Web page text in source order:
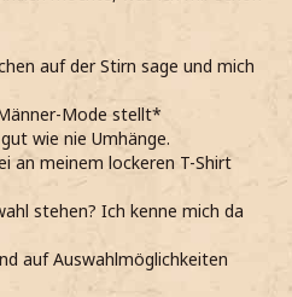
auf der Stirn sage und mich
Mode stellt*
wie nie Umhänge.
an meinem lockeren T-Shirt
stehen? Ich kenne mich da
auf Auswahlmöglichkeiten